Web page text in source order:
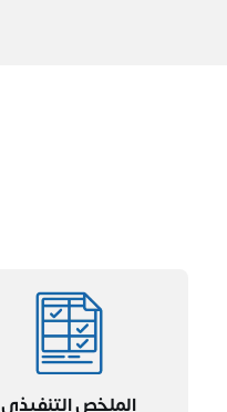
الملخص التنفيذي